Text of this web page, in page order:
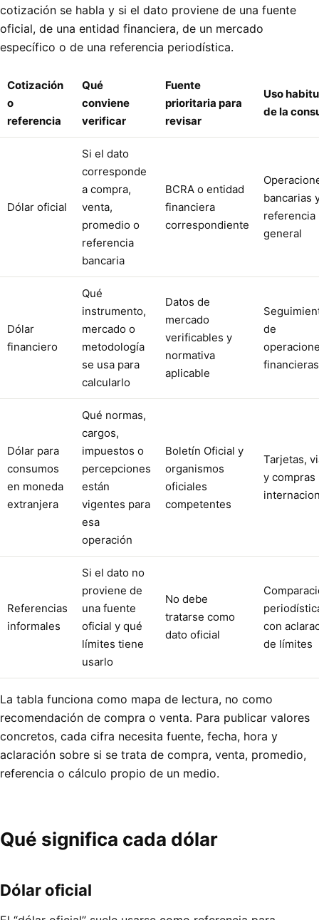
cotización se habla y si el dato proviene de una fuente
oficial, de una entidad financiera, de un mercado
específico o de una referencia periodística.
Cotización
o
referencia
Qué
conviene
verificar
Fuente
prioritaria para
revisar
Uso
de la
Dólar oficial
Si el dato
corresponde
a compra,
venta,
promedio o
referencia
bancaria
BCRA o entidad
financiera
correspondiente
bancarias
referencia
general
Dólar
financiero
Qué
instrumento,
mercado o
metodología
se usa para
calcularlo
Datos de
mercado
verificables y
normativa
aplicable
de
financieras
Dólar para
consumos
en moneda
extranjera
Qué normas,
cargos,
impuestos o
percepciones
están
vigentes para
esa
operación
Boletín Oficial y
organismos
oficiales
competentes
Tarjetas,
y compras
Referencias
informales
Si el dato no
proviene de
una fuente
oficial y qué
límites tiene
usarlo
No debe
tratarse como
dato oficial
con
de límites
La tabla funciona como mapa de lectura, no como
recomendación de compra o venta. Para publicar valores
concretos, cada cifra necesita fuente, fecha, hora y
aclaración sobre si se trata de compra, venta, promedio,
referencia o cálculo propio de un medio.
Qué significa cada dólar
Dólar oficial